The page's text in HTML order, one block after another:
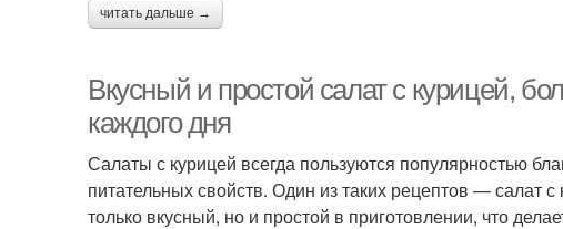
читать дальше →
Вкусный и простой салат с курицей,
каждого дня
Салаты с курицей всегда пользуются популярностью
питательных свойств. Один из таких рецептов — салат
только вкусный, но и простой в приготовлении, что